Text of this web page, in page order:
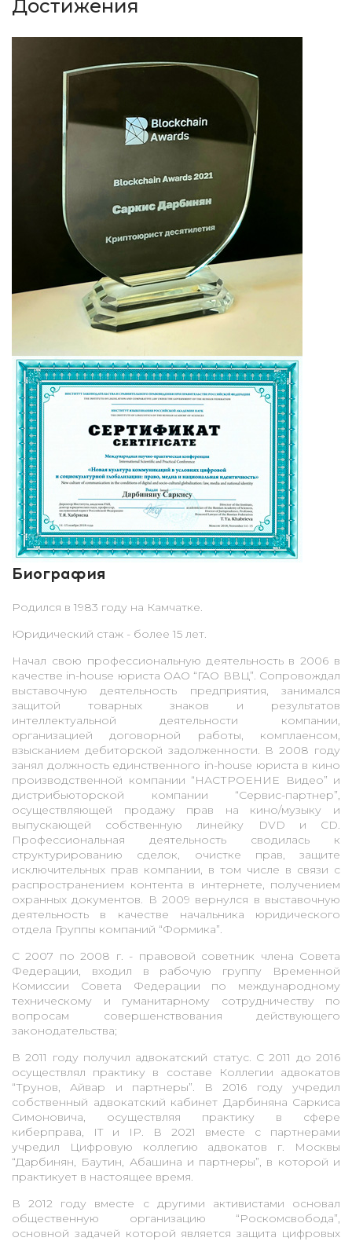
Достижения
Биография
Родился в 1983 году на Камчатке.
Юридический стаж - более 15 лет.
Начал свою профессиональную деятельность в 2006 в
качестве in-house юриста ОАО “ГАО ВВЦ”. Сопровождал
выставочную деятельность предприятия, занимался
защитой товарных знаков и результатов
интеллектуальной деятельности компании,
организацией договорной работы, комплаенсом,
взысканием дебиторской задолженности. В 2008 году
занял должность единственного in-house юриста в кино
производственной компании “НАСТРОЕНИЕ Видео” и
дистрибьюторской компании “Сервис-партнер”,
осуществляющей продажу прав на кино/музыку и
выпускающей собственную линейку DVD и CD.
Профессиональная деятельность сводилась к
структурированию сделок, очистке прав, защите
исключительных прав компании, в том числе в связи с
распространением контента в интернете, получением
охранных документов. В 2009 вернулся в выставочную
деятельность в качестве начальника юридического
отдела Группы компаний “Формика”.
C 2007 по 2008 г. - правовой советник члена Совета
Федерации, входил в рабочую группу Временной
Комиссии Совета Федерации по международному
техническому и гуманитарному сотрудничеству по
вопросам совершенствования действующего
законодательства;
В 2011 году получил адвокатский статус. С 2011 до 2016
осуществлял практику в составе Коллегии адвокатов
“Трунов, Айвар и партнеры”. В 2016 году учредил
собственный адвокатский кабинет Дарбиняна Саркиса
Симоновича, осуществляя практику в сфере
киберправа, IT и IP. В 2021 вместе с партнерами
учредил Цифровую коллегию адвокатов г. Москвы
“Дарбинян, Баутин, Абашина и партнеры”, в которой и
практикует в настоящее время.
В 2012 году вместе с другими активистами основал
общественную организацию “Роскомсвобода”,
основной задачей которой является защита цифровых